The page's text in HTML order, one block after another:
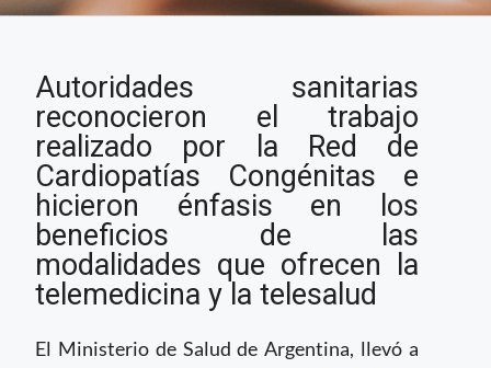
Argentina ofrece
seminario web
“Telesalud y Red de
Cardiopatías
Congénitas: Nuevos
Desafíos”
Autoridades sanitarias
reconocieron el trabajo
realizado por la Red de
Cardiopatías Congénitas e
hicieron énfasis en los
beneficios de las
modalidades que ofrecen la
telemedicina y la telesalud
El Ministerio de Salud de Argentina, llevó a